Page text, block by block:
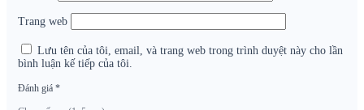
Trang web
Lưu tên của tôi, email, và trang web trong trình duyệt này cho lần
bình luận kế tiếp của tôi.
Đánh giá *